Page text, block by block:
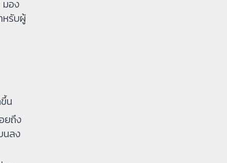
มอง
หรับผู้
น
ยถึง
นลง